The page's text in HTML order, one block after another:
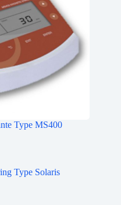
Type MS400